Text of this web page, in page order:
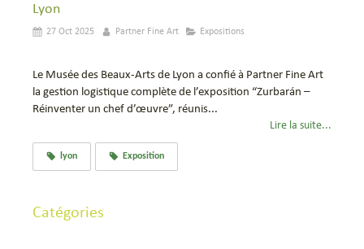
Lyon
27 Oct 2025 Partner Fine Art Expositions
Le Musée des Beaux-Arts de Lyon a confié à Partner Fine Art
la gestion logistique complète de l’exposition “Zurbarán –
Réinventer un chef d’œuvre”, réunis...
Lire la suite...
lyon Exposition
Catégories